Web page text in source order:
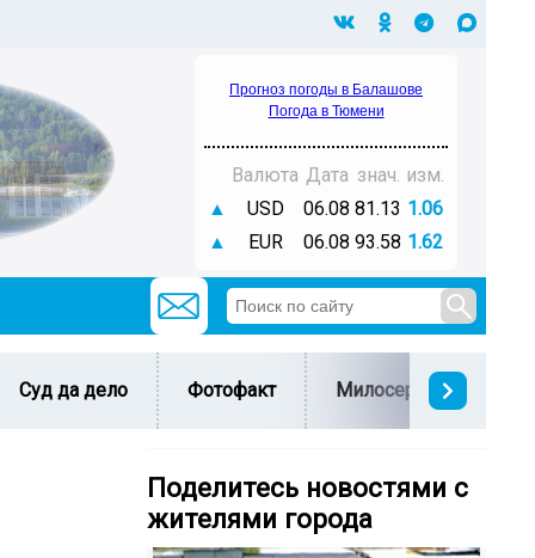
Прогноз погоды в Балашове
Погода в Тюмени
Валюта Дата знач. изм.
▲
USD 06.08 81.13 1.06
▲
EUR 06.08 93.58 1.62
Суд да дело Фотофакт Милосердие
Поделитесь новостями с
жителями города